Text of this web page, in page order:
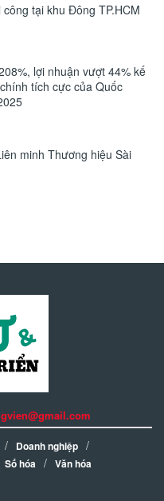
tại khu Đông TP.HCM
lợi nhuận vượt 44% kế
tích cực của Quốc
minh Thương hiệu Sài
Doanh nghiệp
Số hóa Văn hóa